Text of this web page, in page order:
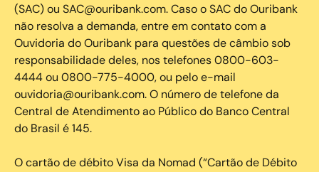
(SAC) ou SAC@ouribank.com. Caso o SAC do Ouribank
não resolva a demanda, entre em contato com a
Ouvidoria do Ouribank para questões de câmbio sob
responsabilidade deles, nos telefones 0800-603-
4444 ou 0800-775-4000, ou pelo e-mail
ouvidoria@ouribank.com. O número de telefone da
Central de Atendimento ao Público do Banco Central
do Brasil é 145.
O cartão de débito Visa da Nomad (“Cartão de Débito